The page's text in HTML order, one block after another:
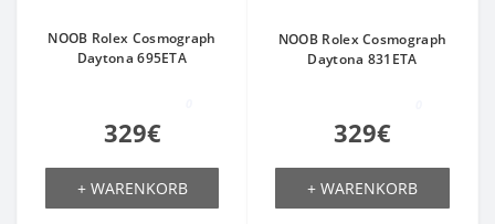
NOOB Rolex Cosmograph
Daytona 695ETA
329€
+ WARENKORB
NOOB Rolex Cosmograph
Daytona 831ETA
329€
+ WARENKORB